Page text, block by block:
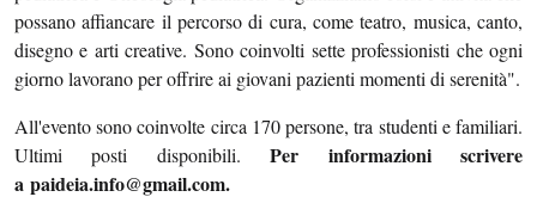
possano affiancare il percorso di cura, come teatro, musica, canto,
disegno e arti creative. Sono coinvolti sette professionisti che ogni
giorno lavorano per offrire ai giovani pazienti momenti di serenità".
All'evento sono coinvolte circa 170 persone, tra studenti e familiari.
Ultimi posti disponibili.Per informazioni scrivere
a paideia.info@gmail.com.